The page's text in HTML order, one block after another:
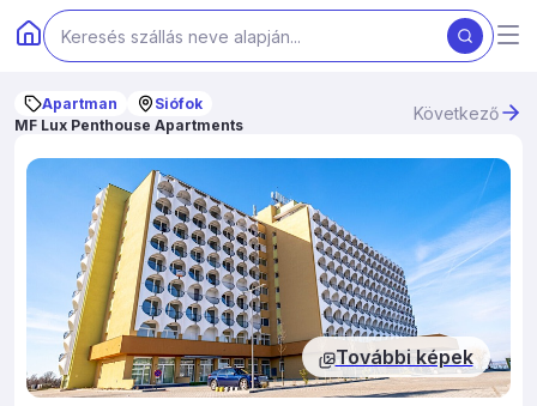
Apartman
Siófok
MF Lux Penthouse Apartments
Következő
További képek